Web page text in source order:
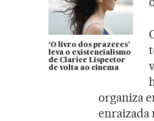
‘O livro dos prazeres’
leva o existencialismo
de Clarice Lispector
de volta ao cinema
organiza
enraizada